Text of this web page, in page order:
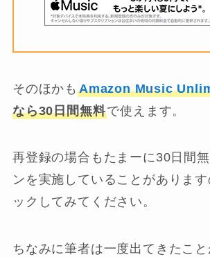
そのほかも Amazon Music
なら30日間無料で使えます。
再登録の場合もたまーに30日間
ンを実施していることがありま
ックしてみてください。
ちなみに筆者は一度出てきたこ